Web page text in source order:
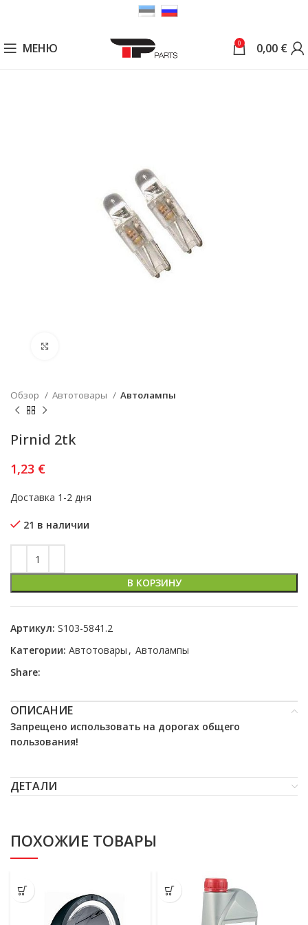
МЕНЮ 0 0,00 €
Обзор Автотовары Автолампы
Pirnid 2tk
1,23 €
Доставка 1-2 дня
21 в наличии
В КОРЗИНУ
Артикул: S103-5841.2
Категории: Автотовары , Автолампы
Share:
ОПИСАНИЕ
Запрещено использовать на дорогах общего
пользования!
ДЕТАЛИ
ПОХОЖИЕ ТОВАРЫ